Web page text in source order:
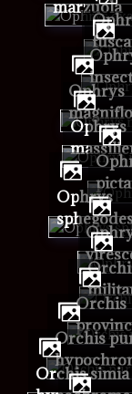
marzuola
Ophrys
fusca
Ophrys
Ophrys
Ophrys
Ophrys
picta
Ophrys
Ophrys
Orchis
Orchis
Orchis purpurea
Orchis simia